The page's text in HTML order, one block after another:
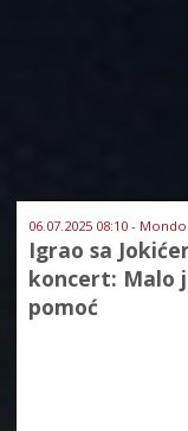
06.07.2025 08:10 - Mondo
Igrao sa
koncert: Malo
pomoć